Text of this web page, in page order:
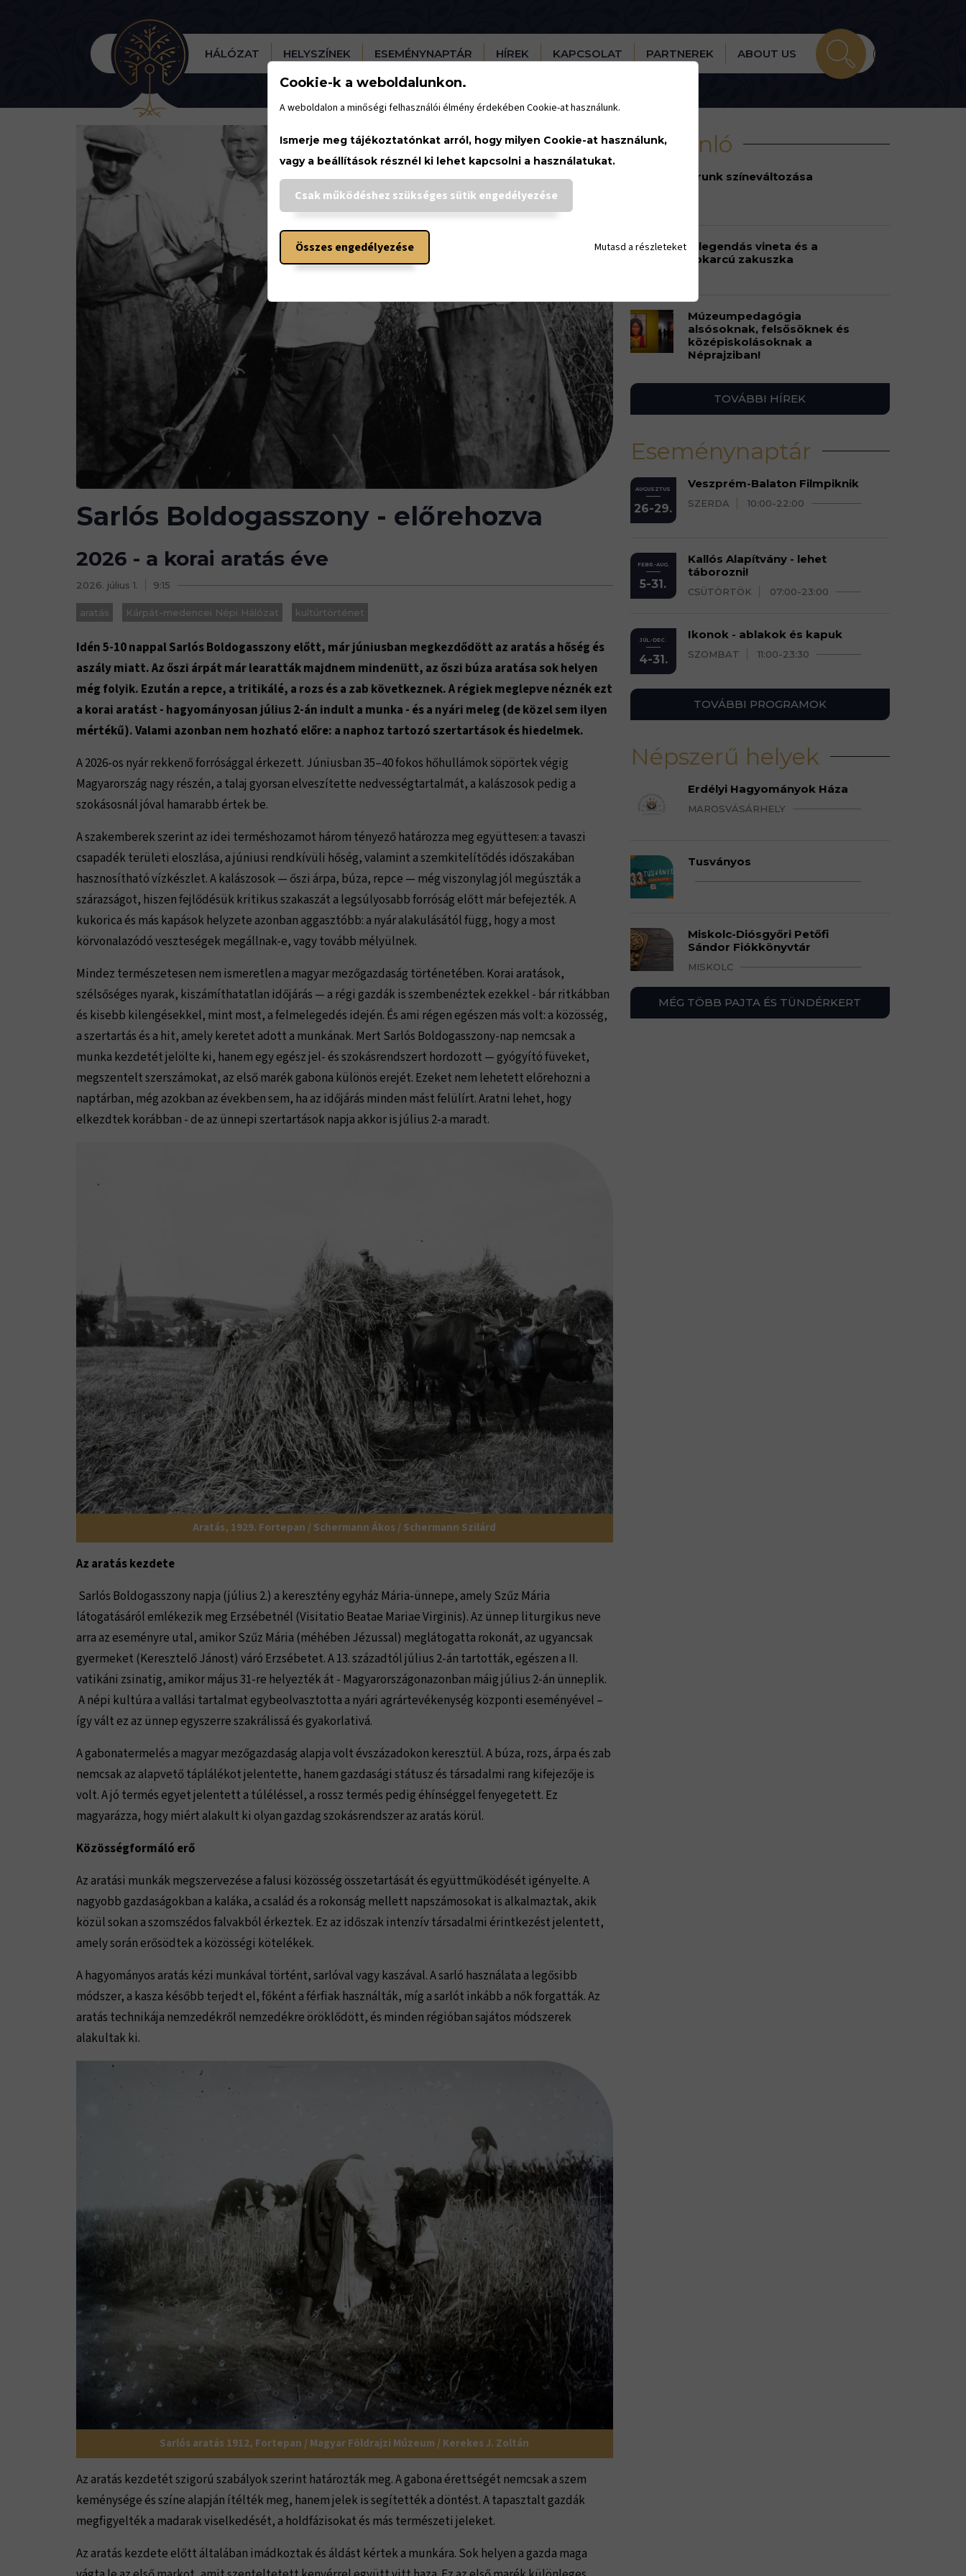
HÁLÓZAT HELYSZÍNEK ESEMÉNYNAPTÁR HÍREK KAPCSOLAT PARTNEREK ABOUT US
Sarlós Boldogasszony - előrehozva
2026 - a korai aratás éve
2026. július 1. 9:15
aratás Kárpát-medencei Népi Hálózat kultúrtörténet
Idén 5-10 nappal Sarlós Boldogasszony előtt, már júniusban megkezdődött az aratás a hőség és
aszály miatt. Az őszi árpát már learatták majdnem mindenütt, az őszi búza aratása sok helyen
még folyik. Ezután a repce, a tritikálé, a rozs és a zab következnek. A régiek meglepve néznék ezt
a korai aratást - hagyományosan július 2-án indult a munka - és a nyári meleg (de közel sem ilyen
mértékű). Valami azonban nem hozható előre: a naphoz tartozó szertartások és hiedelmek.
A 2026-os nyár rekkenő forrósággal érkezett. Júniusban 35–40 fokos hőhullámok söpörtek végig
Magyarország nagy részén, a talaj gyorsan elveszítette nedvességtartalmát, a kalászosok pedig a
szokásosnál jóval hamarabb értek be.
A szakemberek szerint az idei terméshozamot három tényező határozza meg együttesen: a tavaszi
csapadék területi eloszlása, a júniusi rendkívüli hőség, valamint a szemkitelítődés időszakában
hasznosítható vízkészlet. A kalászosok — őszi árpa, búza, repce — még viszonylag jól megúszták a
szárazságot, hiszen fejlődésük kritikus szakaszát a legsúlyosabb forróság előtt már befejezték. A
kukorica és más kapások helyzete azonban aggasztóbb: a nyár alakulásától függ, hogy a most
körvonalazódó veszteségek megállnak-e, vagy tovább mélyülnek.
Mindez természetesen nem ismeretlen a magyar mezőgazdaság történetében. Korai aratások,
szélsőséges nyarak, kiszámíthatatlan időjárás — a régi gazdák is szembenéztek ezekkel - bár ritkábban
és kisebb kilengésekkel, mint most, a felmelegedés idején. És ami régen egészen más volt: a közösség,
a szertartás és a hit, amely keretet adott a munkának. Mert Sarlós Boldogasszony-nap nemcsak a
munka kezdetét jelölte ki, hanem egy egész jel- és szokásrendszert hordozott — gyógyító füveket,
megszentelt szerszámokat, az első marék gabona különös erejét. Ezeket nem lehetett előrehozni a
naptárban, még azokban az években sem, ha az időjárás minden mást felülírt. Aratni lehet, hogy
elkezdtek korábban - de az ünnepi szertartások napja akkor is július 2-a maradt.
Aratás, 1929. Fortepan / Schermann Ákos / Schermann Szilárd
Az aratás kezdete
Sarlós Boldogasszony napja (július 2.) a keresztény egyház Mária-ünnepe, amely Szűz Mária
látogatásáról emlékezik meg Erzsébetnél (Visitatio Beatae Mariae Virginis). Az ünnep liturgikus neve
arra az eseményre utal, amikor Szűz Mária (méhében Jézussal) meglátogatta rokonát, az ugyancsak
gyermeket (Keresztelő Jánost) váró Erzsébetet. A 13. századtól július 2-án tartották, egészen a II.
vatikáni zsinatig, amikor május 31-re helyezték át - Magyarországonazonban máig július 2-án ünneplik.
A népi kultúra a vallási tartalmat egybeolvasztotta a nyári agrártevékenység központi eseményével –
így vált ez az ünnep egyszerre szakrálissá és gyakorlativá.
A gabonatermelés a magyar mezőgazdaság alapja volt évszázadokon keresztül. A búza, rozs, árpa és zab
nemcsak az alapvető táplálékot jelentette, hanem gazdasági státusz és társadalmi rang kifejezője is
volt. A jó termés egyet jelentett a túléléssel, a rossz termés pedig éhínséggel fenyegetett. Ez
magyarázza, hogy miért alakult ki olyan gazdag szokásrendszer az aratás körül.
Közösségformáló erő
Az aratási munkák megszervezése a falusi közösség összetartását és együttműködését igényelte. A
nagyobb gazdaságokban a kaláka, a család és a rokonság mellett napszámosokat is alkalmaztak, akik
közül sokan a szomszédos falvakból érkeztek. Ez az időszak intenzív társadalmi érintkezést jelentett,
amely során erősödtek a közösségi kötelékek.
A hagyományos aratás kézi munkával történt, sarlóval vagy kaszával. A sarló használata a legősibb
módszer, a kasza később terjedt el, főként a férfiak használták, míg a sarlót inkább a nők forgatták. Az
aratás technikája nemzedékről nemzedékre öröklődött, és minden régióban sajátos módszerek
alakultak ki.
Sarlós aratás 1912, Fortepan / Magyar Földrajzi Múzeum / Kerekes J. Zoltán
Az aratás kezdetét szigorú szabályok szerint határozták meg. A gabona érettségét nemcsak a szem
keménysége és színe alapján ítélték meg, hanem jelek is segítették a döntést. A tapasztalt gazdák
megfigyelték a madarak viselkedését, a holdfázisokat és más természeti jeleket.
Az aratás kezdete előtt általában imádkoztak és áldást kértek a munkára. Sok helyen a gazda maga
Hírajánló
Urunk színeváltozása
A legendás vineta és a
sokarcú zakuszka
Múzeumpedagógia
alsósoknak, felsősöknek és
középiskolásoknak a
Néprajziban!
TOVÁBBI HÍREK
Eseménynaptár
AUGUSZTUS
26-29.
Veszprém-Balaton Filmpiknik
SZERDA 10:00-22:00
FEBR.-AUG.
5-31.
Kallós Alapítvány - lehet
táborozni!
CSÜTÖRTÖK 07:00-23:00
JÚL.-DEC.
4-31.
Ikonok - ablakok és kapuk
SZOMBAT 11:00-23:30
TOVÁBBI PROGRAMOK
Népszerű helyek
Erdélyi Hagyományok Háza
MAROSVÁSÁRHELY
Tusványos
Miskolc-Diósgyőri Petőfi
Sándor Fiókkönyvtár
MISKOLC
MÉG TÖBB PAJTA ÉS TÜNDÉRKERT
Cookie-k a weboldalunkon.
A weboldalon a minőségi felhasználói élmény érdekében Cookie-at használunk.
Ismerje meg tájékoztatónkat arról, hogy milyen Cookie-at használunk,
vagy a beállítások résznél ki lehet kapcsolni a használatukat.
Csak működéshez szükséges sütik engedélyezése
Összes engedélyezése Mutasd a részleteket